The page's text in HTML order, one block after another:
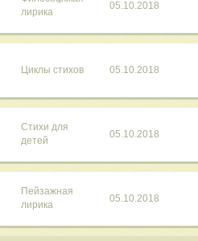
лирика
05.10.2018
Циклы стихов 05.10.2018
Стихи для
детей
05.10.2018
Пейзажная
лирика
05.10.2018